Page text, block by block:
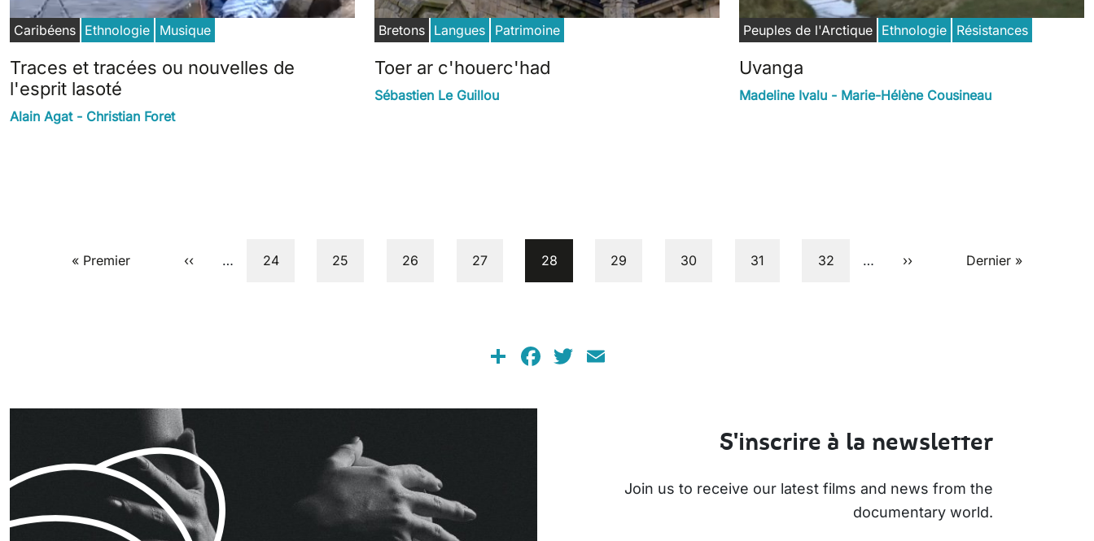
Caribéens Ethnologie Musique
Traces et tracées ou nouvelles de
l'esprit lasoté
Alain Agat - Christian Foret
Bretons Langues Patrimoine
Toer ar c'houerc'had
Sébastien Le Guillou
Peuples de l'Arctique Ethnologie Résistances
Uvanga
Madeline Ivalu - Marie-Hélène Cousineau
First page
« Premier Previous page
‹‹ … Page
24 Page
25 Page
26 Page
27 Current page
28 Page
29 Page
30 Page
31 Page
32 … Next page
›› Last page
Dernier »
ShareFacebook
Twitter
S'inscrire à la newsletter
Join us to receive our latest films and news from the
documentary world.